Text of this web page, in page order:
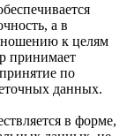
а в
к целям
принимает
по
данных.
в форме,